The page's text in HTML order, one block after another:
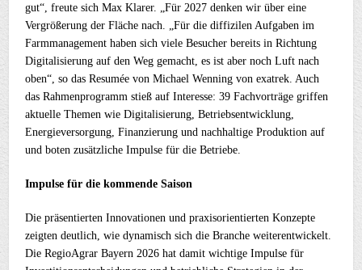
gut“, freute sich Max Klarer. „Für 2027 denken wir über eine
Vergrößerung der Fläche nach. „Für die diffizilen Aufgaben im
Farmmanagement haben sich viele Besucher bereits in Richtung
Digitalisierung auf den Weg gemacht, es ist aber noch Luft nach
oben“, so das Resumée von Michael Wenning von exatrek. Auch
das Rahmenprogramm stieß auf Interesse: 39 Fachvorträge griffen
aktuelle Themen wie Digitalisierung, Betriebsentwicklung,
Energieversorgung, Finanzierung und nachhaltige Produktion auf
und boten zusätzliche Impulse für die Betriebe.
Impulse für die kommende Saison
Die präsentierten Innovationen und praxisorientierten Konzepte
zeigten deutlich, wie dynamisch sich die Branche weiterentwickelt.
Die RegioAgrar Bayern 2026 hat damit wichtige Impulse für